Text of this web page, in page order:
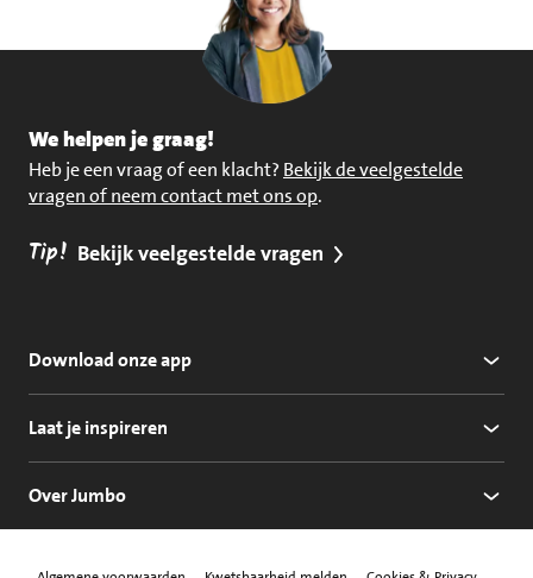
We helpen je graag!
Heb je een vraag of een klacht? Bekijk de veelgestelde
vragen of neem contact met ons op.
Tip! Bekijk veelgestelde vragen
Download onze app
Laat je inspireren
Over Jumbo